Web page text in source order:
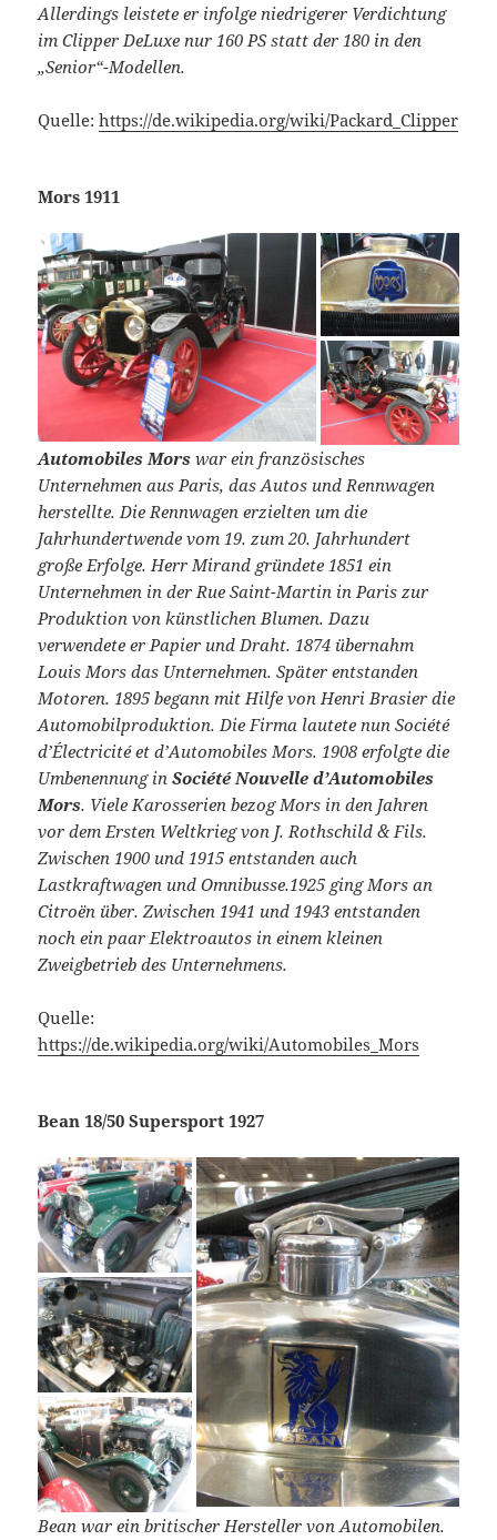
Allerdings leistete er infolge niedrigerer Verdichtung
im Clipper DeLuxe nur 160 PS statt der 180 in den
„Senior“-Modellen.
Quelle:https://de.wikipedia.org/wiki/Packard_Clipper
Mors 1911
Automobiles Mors war ein französisches
Unternehmen aus Paris, das Autos und Rennwagen
herstellte. Die Rennwagen erzielten um die
Jahrhundertwende vom 19. zum 20. Jahrhundert
große Erfolge. Herr Mirand gründete 1851 ein
Unternehmen in der Rue Saint-Martin in Paris zur
Produktion von künstlichen Blumen. Dazu
verwendete er Papier und Draht. 1874 übernahm
Louis Mors das Unternehmen. Später entstanden
Motoren. 1895 begann mit Hilfe von Henri Brasier die
Automobilproduktion. Die Firma lautete nun Société
d’Électricité et d’Automobiles Mors. 1908 erfolgte die
Umbenennung inSociété Nouvelle d’Automobiles
Mors. Viele Karosserien bezog Mors in den Jahren
vor dem Ersten Weltkrieg von J. Rothschild & Fils.
Zwischen 1900 und 1915 entstanden auch
Lastkraftwagen und Omnibusse.1925 ging Mors an
Citroën über. Zwischen 1941 und 1943 entstanden
noch ein paar Elektroautos in einem kleinen
Zweigbetrieb des Unternehmens.
Quelle:
https://de.wikipedia.org/wiki/Automobiles_Mors
Bean 18/50 Supersport 1927
Bean war ein britischer Hersteller von Automobilen.